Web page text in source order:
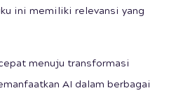
ini memiliki relevansi yang
menuju transformasi
AI dalam berbagai